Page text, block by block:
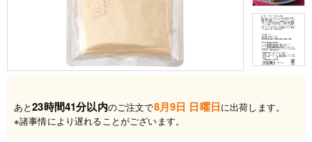
あと23時間41分以内のご注文で8月9日 日曜日に出荷します。
※諸事情により遅れることがございます。